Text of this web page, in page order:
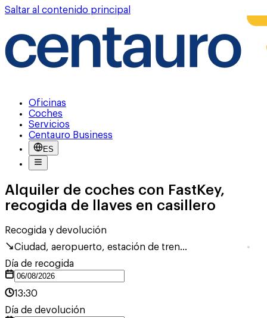
Saltar al contenido principal
Oficinas
Coches
Servicios
Centauro Business
ES
Alquiler de coches con FastKey,
recogida de llaves en casillero
Recogida y devolución
Ciudad, aeropuerto, estación de tren...
Día de recogida
13:30
Día de devolución